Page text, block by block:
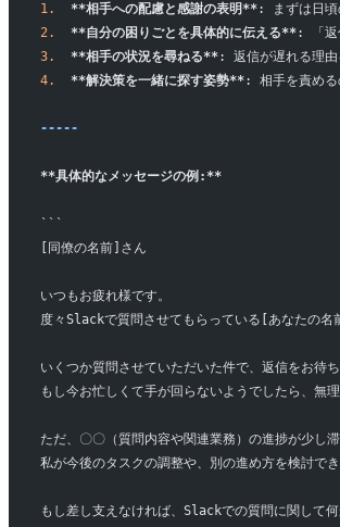
1.
  **相手への配慮と感謝の表明**
: まずは日頃
2.
  **自分の困りごとを具体的に伝える**
: 「返
3.
  **相手の状況を尋ねる**
: 返信が遅れる理由
4.
  **解決策を一緒に探す姿勢**
: 相手を責める
-----
**具体的なメッセージの例:**
```
[同僚の名前]さん
いつもお疲れ様です。
度々Slackで質問させてもらっている[あなたの名
いくつか質問させていただいた件で、返信をお待
もし今お忙しくて手が回らないようでしたら、無
ただ、〇〇（質問内容や関連業務）の進捗が少し
私が今後のタスクの調整や、別の進め方を検討でき
もし差し支えなければ、Slackでの質問に関して何